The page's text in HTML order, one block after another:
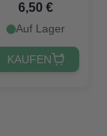
6,50 €
Auf Lager
KAUFEN